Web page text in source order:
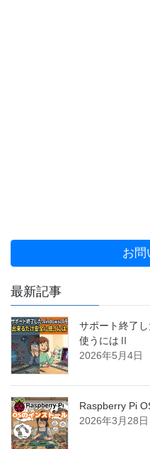
お問
最新記事
サポート終了
使うにはⅡ
2026年5月4日
Raspberry Pi
2026年3月28日